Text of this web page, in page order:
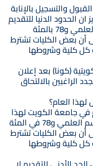
والتسجيل بالإنابة
الحدود الدنيا للتقديم
بالجامعة 70 بالمئة لخريجي القسم العلمي و78 بالمئة
أن بعض الكليات تشترط
كل كلية وشروطها
(كونا) بعد إعلان
الراغبين بالالتحاق
العام؟
في جامعة الكويت لهذا
العام هي 70 في المئة لخريجي القسم العلمي و78 في المئة
أن بعض الكليات تشترط
كل كلية وشروطها